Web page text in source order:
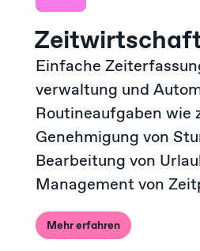
Einfache
verwaltung und
Routineaufgaben wie
Genehmigung von
Bearbeitung von
Management von
Mehr erfahren